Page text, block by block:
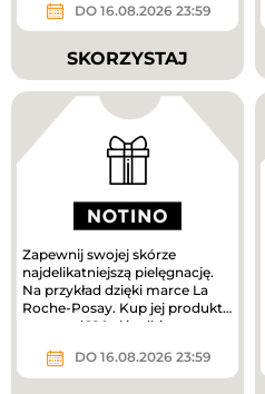
DO 16.08.2026 23:59
SKORZYSTAJ
Zapewnij swojej skórze
najdelikatniejszą pielęgnację.
Na przykład dzięki marce La
Roche-Posay. Kup jej produkty
za ponad 180 zł i odbierz...
DO 16.08.2026 23:59